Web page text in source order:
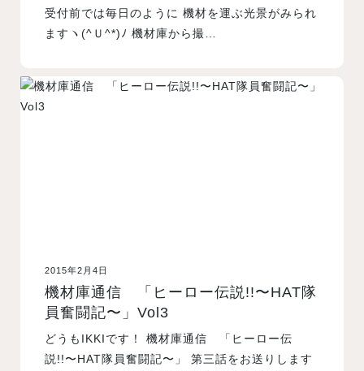
受付前では毎日のように 機材を運ぶ光景がみられ
ますヽ(^Ｕ^*)ﾉ 機材庫から撮…
2015年2月4日
機材庫通信 「ヒーロー伝説!!〜HAT隊
員奮闘記〜」Vol3
どうもIKKIです！ 機材庫通信 「ヒーロー伝
説!!〜HAT隊員奮闘記〜」 第三話をお送りします